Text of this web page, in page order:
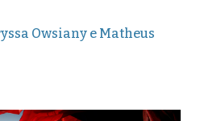
Owsiany e Matheus